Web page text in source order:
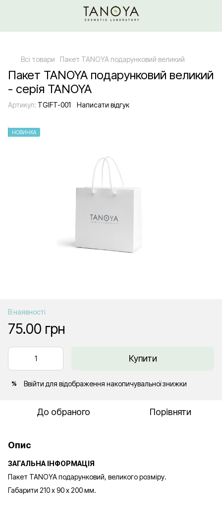
Всі товари Пакет TANOYA подарунковий великий
Пакет TANOYA подарунковий великий
- серія TANOYA
Артикул: TGIFT-001 Написати відгук
НОВИНКА
В наявності
75.00 грн
Купити
% Ввійти для відображення накопичувальної знижки
До обраного Порівняти
Опис
ЗАГАЛЬНА ІНФОРМАЦІЯ
Пакет TANOYA подарунковий, великого розміру.
Габарити 210 х 90 х 200 мм.